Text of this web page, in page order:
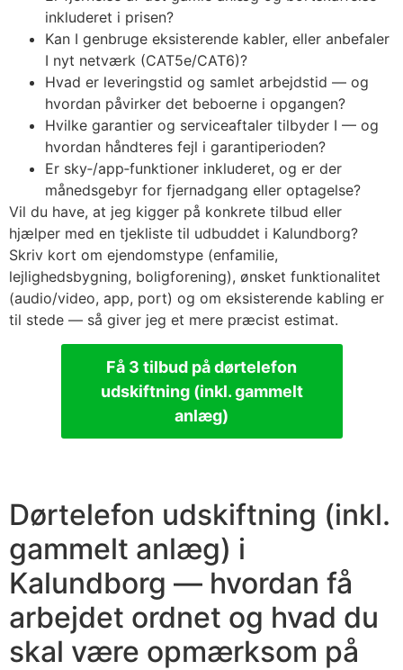
inkluderet i prisen?
Kan I genbruge eksisterende kabler, eller anbefaler
I nyt netværk (CAT5e/CAT6)?
Hvad er leveringstid og samlet arbejdstid — og
hvordan påvirker det beboerne i opgangen?
Hvilke garantier og serviceaftaler tilbyder I — og
hvordan håndteres fejl i garanti­perioden?
Er sky‑/app‑funktioner inkluderet, og er der
månedsgebyr for fjernadgang eller optagelse?
Vil du have, at jeg kigger på konkrete tilbud eller
hjælper med en tjekliste til udbuddet i Kalundborg?
Skriv kort om ejendomstype (enfamilie,
lejlighedsbygning, boligforening), ønsket funktionalitet
(audio/video, app, port) og om eksisterende kabling er
til stede — så giver jeg et mere præcist estimat.
Få 3 tilbud på dørtelefon
udskiftning (inkl. gammelt
anlæg)
Dørtelefon udskiftning (inkl.
gammelt anlæg) i
Kalundborg — hvordan få
arbejdet ordnet og hvad du
skal være opmærksom på